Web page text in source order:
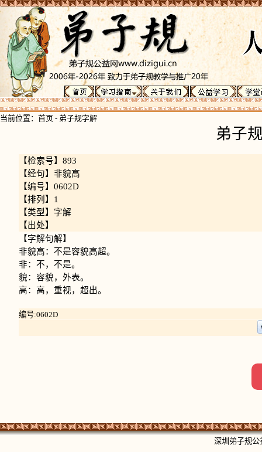
当前位置： 首页 - 弟子规字解
弟子
【检索号】893
【经句】非貌高
【编号】0602D
【排列】1
【类型】字解
【出处】
【字解句解】
非貌高：不是容貌高超。
非：不，不是。
貌：容貌，外表。
高：高，重视，超出。
编号:0602D
深圳弟子规